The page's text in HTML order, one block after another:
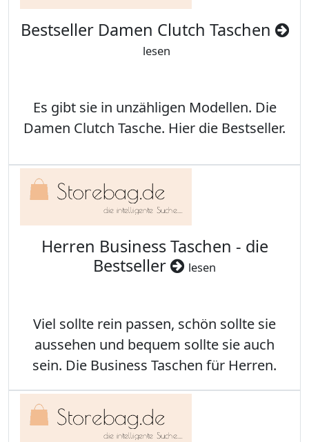
Bestseller Damen Clutch Taschen
lesen
Es gibt sie in unzähligen Modellen. Die
Damen Clutch Tasche. Hier die Bestseller.
Herren Business Taschen - die
Bestseller
lesen
Viel sollte rein passen, schön sollte sie
aussehen und bequem sollte sie auch
sein. Die Business Taschen für Herren.